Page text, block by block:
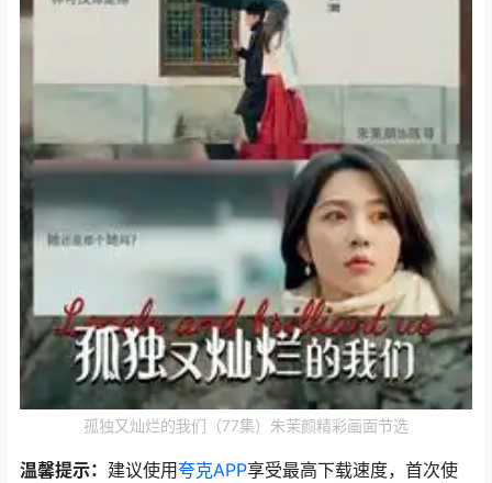
孤独又灿烂的我们（77集）朱茉颜精彩画面节选
温馨提示： 建议使用夸克APP享受最高下载速度，首次使